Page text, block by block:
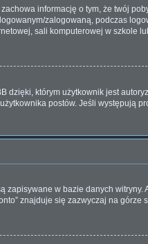
zachowa informację o tym, że twój
zalogowaną, podczas
sali komputerowej w szkole
dzięki, którym użytkownik jest
postów. Jeśli występują
w bazie danych
znajduje się zazwyczaj na górze